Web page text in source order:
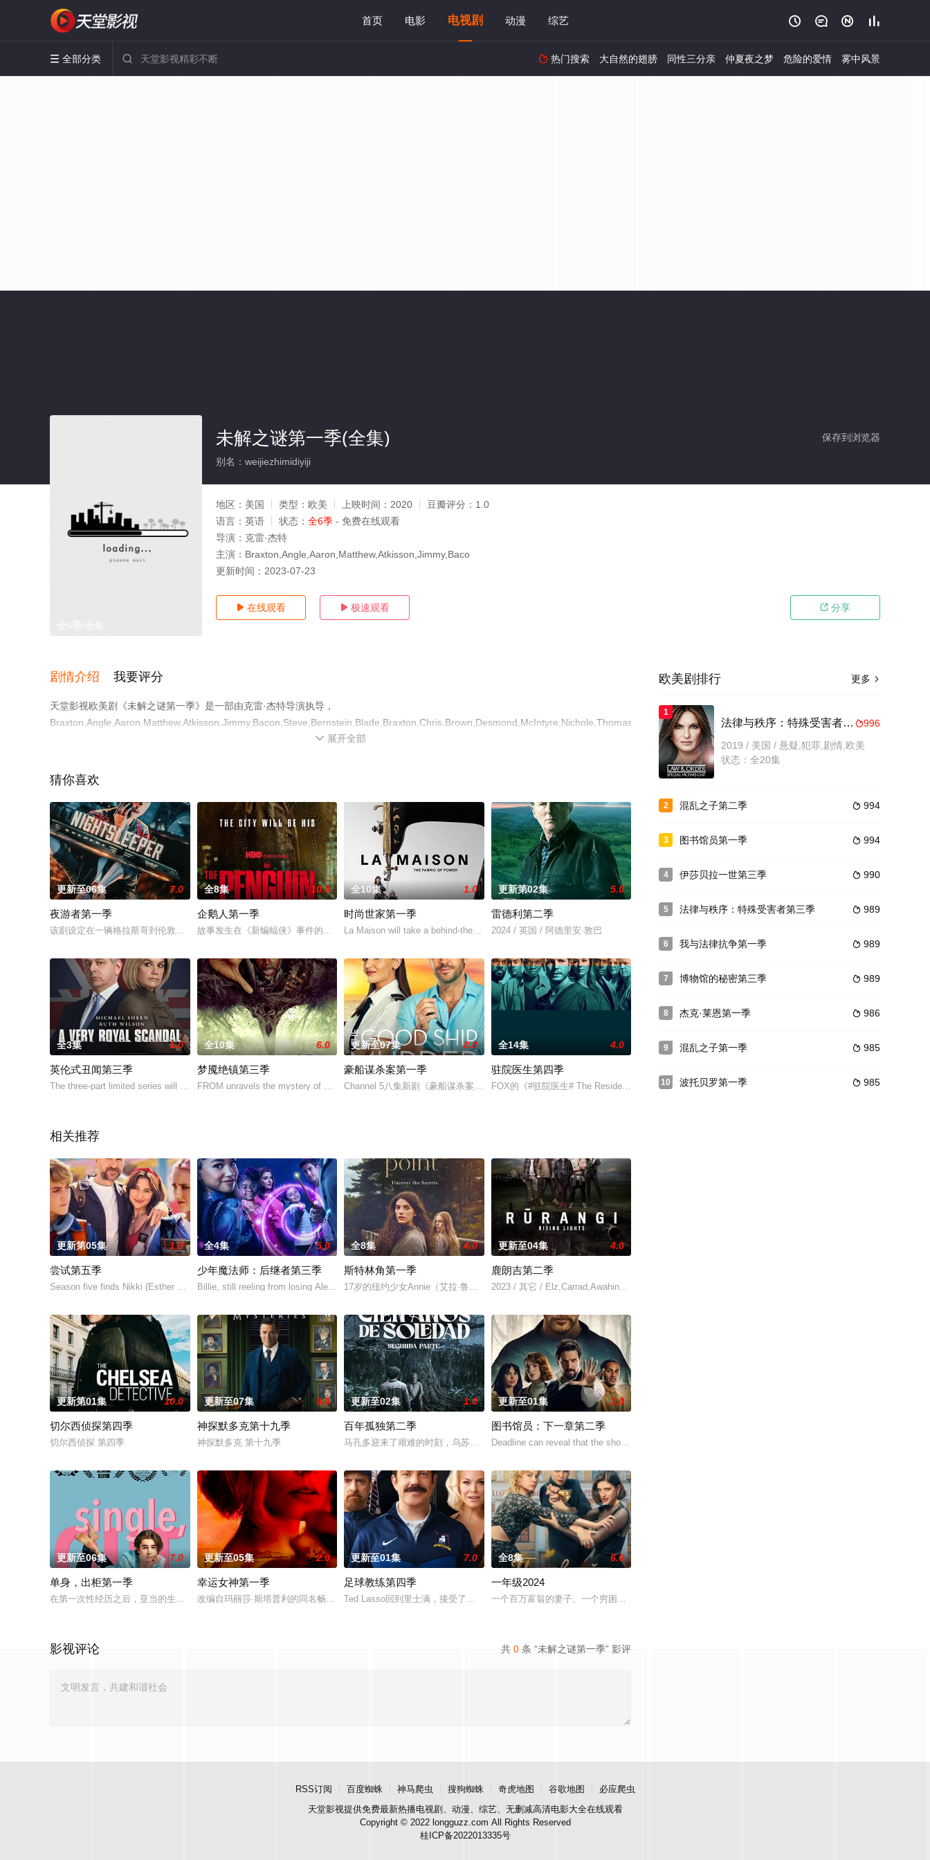
首页 电影 电视剧 动漫 综艺    
 全部分类   热门搜索 大自然的翅膀 同性三分亲 仲夏夜之梦 危险的爱情 雾中风景
保存到浏览器
未解之谜第一季(全集)
别名：weijiezhimidiyiji
地区： 美国 类型： 欧美 上映时间： 2020 豆瓣评分： 1.0
语言： 英语 状态： 全6季 - 免费在线观看
导演： 克雷·杰特
主演： Braxton,Angle,Aaron,Matthew,Atkisson,Jimmy,Baco
更新时间： 2023-07-23
 在线观看  极速观看  分享
剧情介绍 我要评分
天堂影视欧美剧《未解之谜第一季》是一部由克雷·杰特导演执导，
Braxton,Angle,Aaron,Matthew,Atkisson,Jimmy,Bacon,Steve,Bernstein,Blade,Braxton,Chris,Brown,Desmond,McIntyre,Nichole,Thomas,Angel,Yvonne
等演员精彩演绎的美国电视剧，大结局剧情已揭晓（全6季），手机免费观看高清未删减完整版电视剧全集就上天堂电影网，热播电视剧
 展开全部
猜你喜欢
更新至06集 7.0
夜游者第一季
该剧设定在一辆格拉斯哥到伦敦的卧铺火车上，火车上发生危机并迅速升级，两位陌生人必须合作拯
全8集 10.0
企鹅人第一季
故事发生在《新蝙蝠侠》事件的一周后。讲述企鹅人（科林·法瑞尔 Colin Farrell
全10集 1.0
时尚世家第一季
La Maison will take a behind-the-curtain loo
更新第02集 5.0
雷德利第二季
2024 / 英国 / 阿德里安·敦巴
全3集 1.0
英伦式丑闻第三季
The three-part limited series will follow Em
全10集 6.0
梦魇绝镇第三季
FROM unravels the mystery of a nightmarish t
更新至07集 8.0
豪船谋杀案第一季
Channel 5八集新剧《豪船谋杀案》(The Good Ship Murder)于日
全14集 4.0
驻院医生第四季
FOX的《#驻院医生# The Resident》已续订第四季，而主创之一Amy Hol
相关推荐
更新第05集 1.0
尝试第五季
Season five finds Nikki (Esther Smith) and J
全4集 5.0
少年魔法师：后继者第三季
Billie, still reeling from losing Alex at th
全8集 4.0
斯特林角第一季
17岁的纽约少女Annie（艾拉·鲁宾 饰）和双胞胎哥哥由养父抚养长大。她无意中继承了神
更新至04集 4.0
鹿朗吉第二季
2023 / 其它 / Elz,Carrad,Awahina,Rose,Ashby,科恩·霍洛维,Liam,Co
更新第01集 10.0
切尔西侦探第四季
切尔西侦探 第四季
更新至07集 9.0
神探默多克第十九季
神探默多克 第十九季
更新至02集 1.0
百年孤独第二季
马孔多迎来了艰难的时刻，乌苏拉·伊瓜兰的诅咒成真，和平越来越难维持……该剧改编自诺贝尔文
更新至01集 1.0
图书馆员：下一章第二季
Deadline can reveal that the show has also b
更新至06集 7.0
单身，出柜第一季
在第一次性经历之后，亚当的生活永远地改变了。在平衡工作、艺术爱好以及新恋情的同时，他学会
更新至05集 2.0
幸运女神第一季
改编自玛丽莎·斯塔普利的同名畅销小说，讲述专业骗子“幸运儿”露西（安雅·泰勒-乔伊 饰）
更新至01集 7.0
足球教练第四季
Ted Lasso回到里士满，接受了他迄今为止最大的挑战：执教一支乙级联赛的女子足球队。
全8集 6.0
一年级2024
一个百万富翁的妻子、一个穷困潦倒的知识分子和一个固执的职场人士，为了把自己的孩子送进名校
共 0 条 “未解之谜第一季” 影评
影视评论
更多 
欧美剧排行
1
996
法律与秩序：特殊受害者第二十一季
2019 / 美国 / 悬疑,犯罪,剧情,欧美
状态：全20集
2  994
混乱之子第二季
3  994
图书馆员第一季
4  990
伊莎贝拉一世第三季
5  989
法律与秩序：特殊受害者第三季
6  989
我与法律抗争第一季
7  989
博物馆的秘密第三季
8  986
杰克·莱恩第一季
9  985
混乱之子第一季
10  985
波托贝罗第一季
RSS订阅 百度蜘蛛 神马爬虫 搜狗蜘蛛 奇虎地图 谷歌地图
必应爬虫
天堂影视提供免费最新热播电视剧、动漫、综艺、无删减高清电影大全在线观看
Copyright © 2022 longguzz.com All Rights Reserved
桂ICP备2022013335号